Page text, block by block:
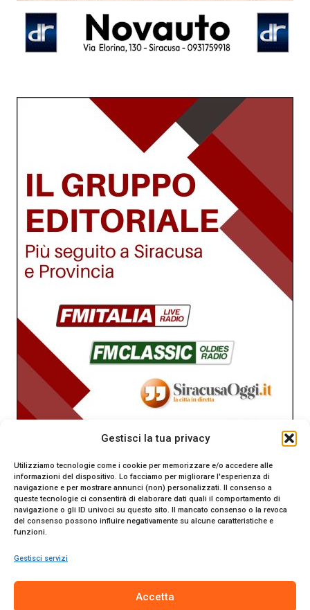
Gestisci la tua privacy
Utilizziamo tecnologie come i cookie per memorizzare e/o accedere alle
informazioni del dispositivo. Lo facciamo per migliorare l'esperienza di
navigazione e per mostrare annunci (non) personalizzati. Il consenso a
queste tecnologie ci consentirà di elaborare dati quali il comportamento di
navigazione o gli ID univoci su questo sito. Il mancato consenso o la revoca
del consenso possono influire negativamente su alcune caratteristiche e
funzioni.
Gestisci servizi
Accetta
Tribunale di Siracusa. Direttore responsabile Gianni Catania.